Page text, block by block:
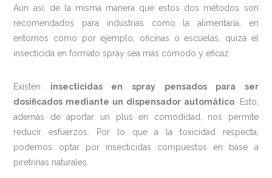
Aún así, de la misma manera que estos dos métodos son
recomendados para industrias como la alimentaria, en
entornos como por ejemplo, oficinas o escuelas, quizá el
insecticida en formato spray sea más cómodo y eficaz.
Existen insecticidas en spray pensados para ser
dosificados mediante un dispensador automático. Esto,
además de aportar un plus en comodidad, nos permite
reducir esfuerzos. Por lo que a la toxicidad respecta,
podemos optar por insecticidas compuestos en base a
piretrinas naturales.